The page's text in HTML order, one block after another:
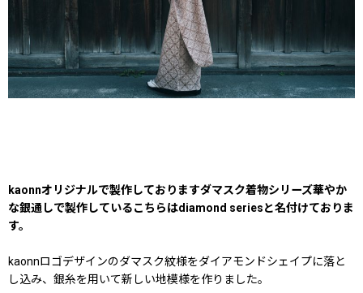
kaonnオリジナルで製作しておりますダマスク着物シリーズ華やか
な銀通しで製作しているこちらはdiamond seriesと名付けておりま
す。
kaonnロゴデザインのダマスク紋様をダイアモンドシェイプに落と
し込み、銀糸を用いて新しい地模様を作りました。